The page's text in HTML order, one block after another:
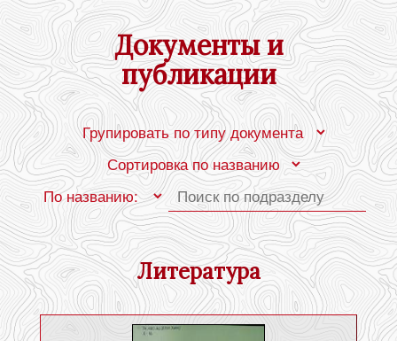
Документы и
публикации
Литература